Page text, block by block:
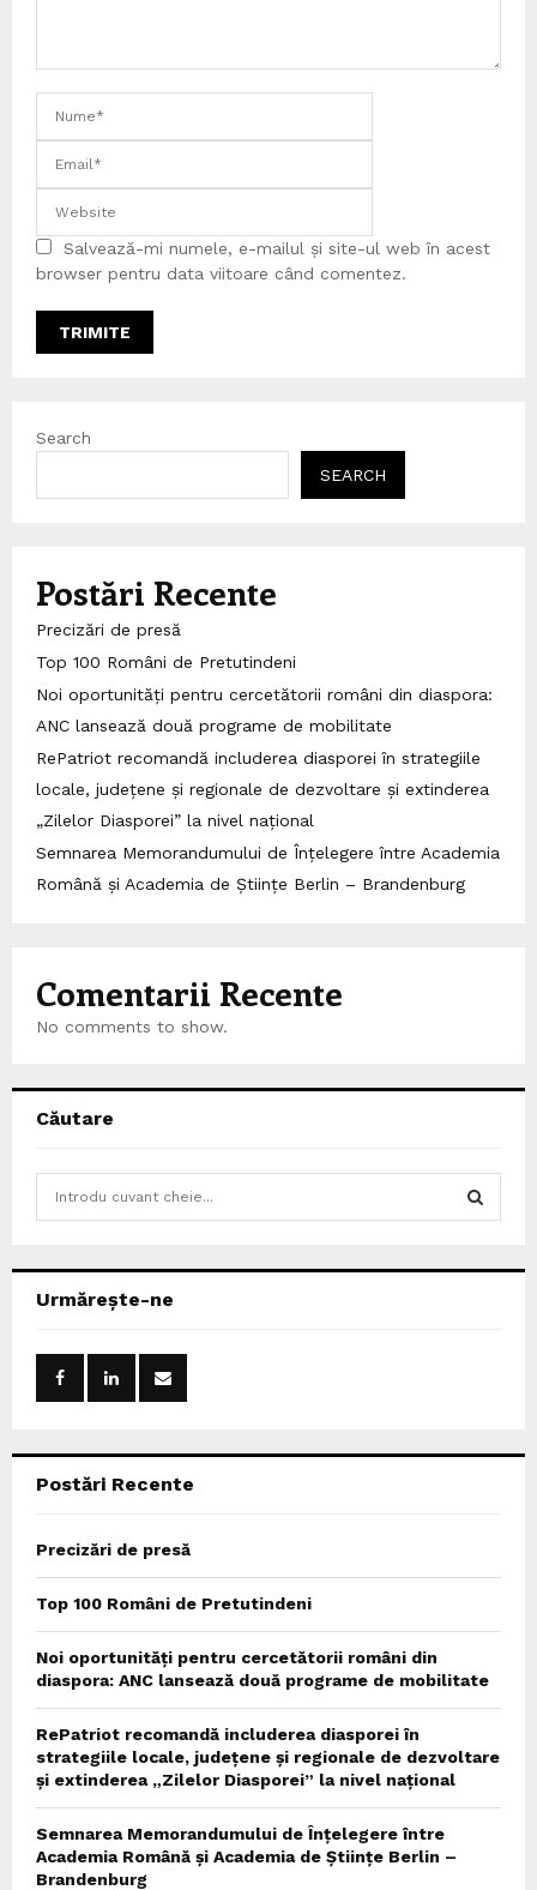
Salvează-mi numele, e-mailul și site-ul web în acest
browser pentru data viitoare când comentez.
Search
SEARCH
Postări Recente
Precizări de presă
Top 100 Români de Pretutindeni
Noi oportunități pentru cercetătorii români din diaspora:
ANC lansează două programe de mobilitate
RePatriot recomandă includerea diasporei în strategiile
locale, județene și regionale de dezvoltare și extinderea
„Zilelor Diasporei” la nivel național
Semnarea Memorandumului de Înțelegere între Academia
Română și Academia de Științe Berlin – Brandenburg
Comentarii Recente
No comments to show.
Căutare
h
Urmărește-ne
Postări Recente
Precizări de presă
Top 100 Români de Pretutindeni
Noi oportunități pentru cercetătorii români din
diaspora: ANC lansează două programe de mobilitate
RePatriot recomandă includerea diasporei în
strategiile locale, județene și regionale de dezvoltare
și extinderea „Zilelor Diasporei” la nivel național
Semnarea Memorandumului de Înțelegere între
Academia Română și Academia de Științe Berlin –
Brandenburg